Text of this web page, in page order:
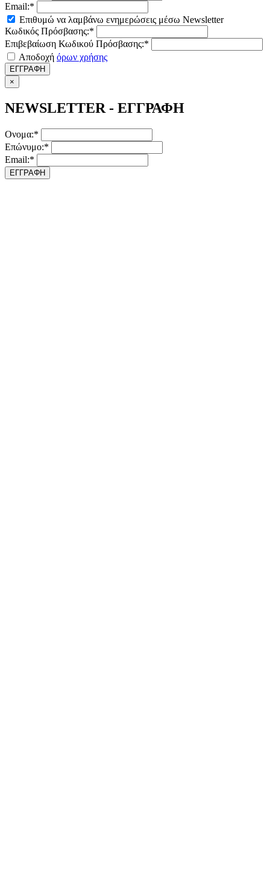
Email:*
Επιθυμώ να λαμβάνω ενημερώσεις μέσω Newsletter
Κωδικός Πρόσβασης:*
Επιβεβαίωση Κωδικού Πρόσβασης:*
Αποδοχή όρων χρήσης
ΕΓΓΡΑΦΗ
×
NEWSLETTER - ΕΓΓΡΑΦΗ
Ονομα:*
Επώνυμο:*
Email:*
ΕΓΓΡΑΦΗ